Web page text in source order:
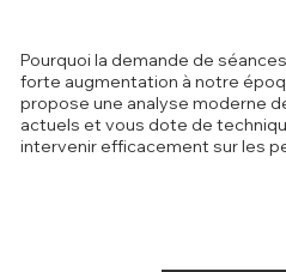
Pourquoi la demande de
forte augmentation à notre
propose une analyse moderne
actuels et vous dote de
intervenir efficacement sur les